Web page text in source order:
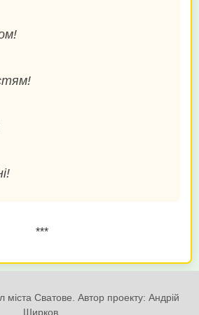
***
Сватове. Автор проекту: Андрій
Ширков.